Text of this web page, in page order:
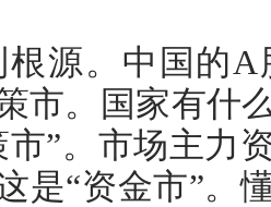
源。中国的A
市。国家有什
”。市场主力
是“资金市”。